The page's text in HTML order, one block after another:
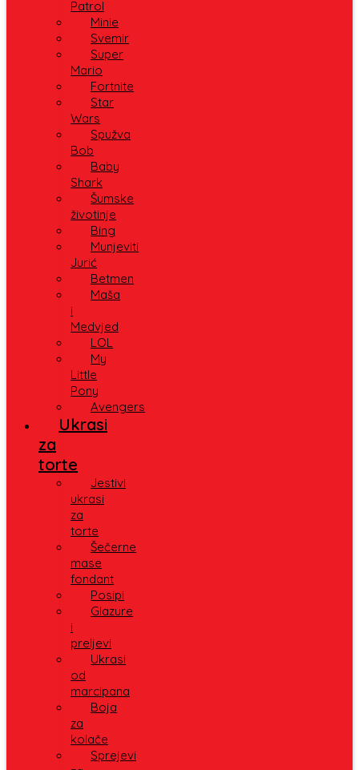
Patrol
Minie
Svemir
Super
Mario
Fortnite
Star
Wars
Spužva
Bob
Baby
Shark
Šumske
životinje
Bing
Munjeviti
Jurić
Betmen
Maša
i
Medvjed
LOL
My
Little
Pony
Avengers
Ukrasi
za
torte
Jestivi
ukrasi
za
torte
Šečerne
mase
fondant
Posipi
Glazure
i
preljevi
Ukrasi
od
marcipana
Boja
za
kolače
Sprejevi